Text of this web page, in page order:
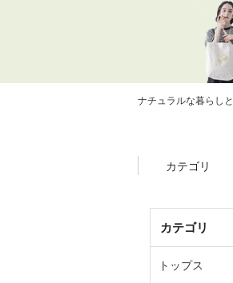
ナチュラルな暮らし
カテゴリ
カテゴリ
トップス